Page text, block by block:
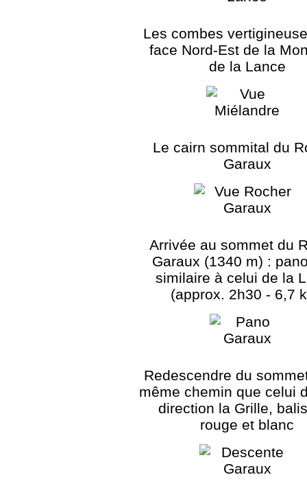
Les combes
face Nord-Est de la
de la Lance
Le cairn sommital du
Garaux
Arrivée au sommet du
Garaux (1340 m) :
similaire à celui de la
(approx. 2h30 - 6,7
Redescendre du
même chemin que celui
direction la Grille,
rouge et blanc